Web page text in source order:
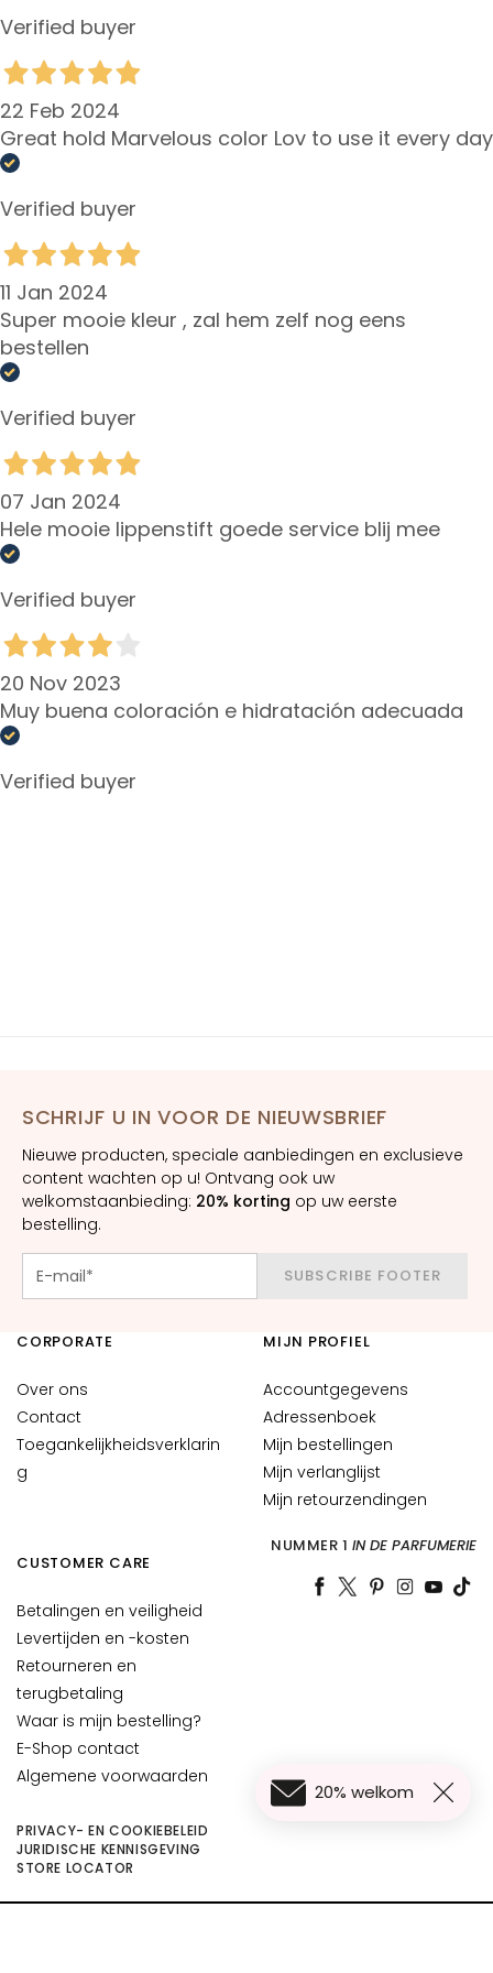
E
I
G
N
Z
A
M
a
g
i
c
o
p
s
A
n
i
a
e
d
e
n
d
V
e
r
h
l
e
r
e
y
l
u
r
o
n
z
u
r
P
Verified buyer
22 Feb 2024
Great hold Marvelous color Lov to use it every day
Verified buyer
11 Jan 2024
Super mooie kleur , zal hem zelf nog eens
bestellen
Verified buyer
07 Jan 2024
Hele mooie lippenstift goede service blij mee
Verified buyer
20 Nov 2023
Muy buena coloración e hidratación adecuada
Verified buyer
SCHRIJF U IN VOOR DE NIEUWSBRIEF
Nieuwe producten, speciale aanbiedingen en exclusieve
content wachten op u! Ontvang ook uw
welkomstaanbieding: 20% korting op uw eerste
bestelling.
SUBSCRIBE FOOTER
20% welkom
CORPORATE
Over ons
Contact
Toegankelijkheidsverklarin
g
CUSTOMER CARE
Betalingen en veiligheid
Levertijden en -kosten
Retourneren en
terugbetaling
Waar is mijn bestelling?
E-Shop contact
Algemene voorwaarden
PRIVACY- EN COOKIEBELEID
JURIDISCHE KENNISGEVING
STORE LOCATOR
MIJN PROFIEL
Accountgegevens
Adressenboek
Mijn bestellingen
Mijn verlanglijst
Mijn retourzendingen
NUMMER 1 IN DE PARFUMERIE